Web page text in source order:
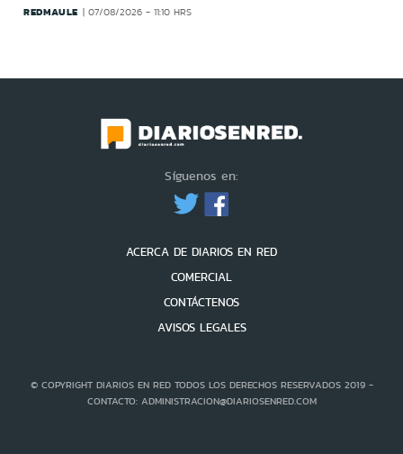
REDMAULE 07/08/2026 - 11:10 HRS
Síguenos en:
ACERCA DE DIARIOS EN RED
COMERCIAL
CONTÁCTENOS
AVISOS LEGALES
© COPYRIGHT DIARIOS EN RED TODOS LOS DERECHOS RESERVADOS 2019 -
CONTACTO: ADMINISTRACION@DIARIOSENRED.COM